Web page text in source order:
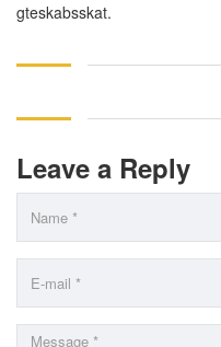
gteskabsskat.
Leave a Reply